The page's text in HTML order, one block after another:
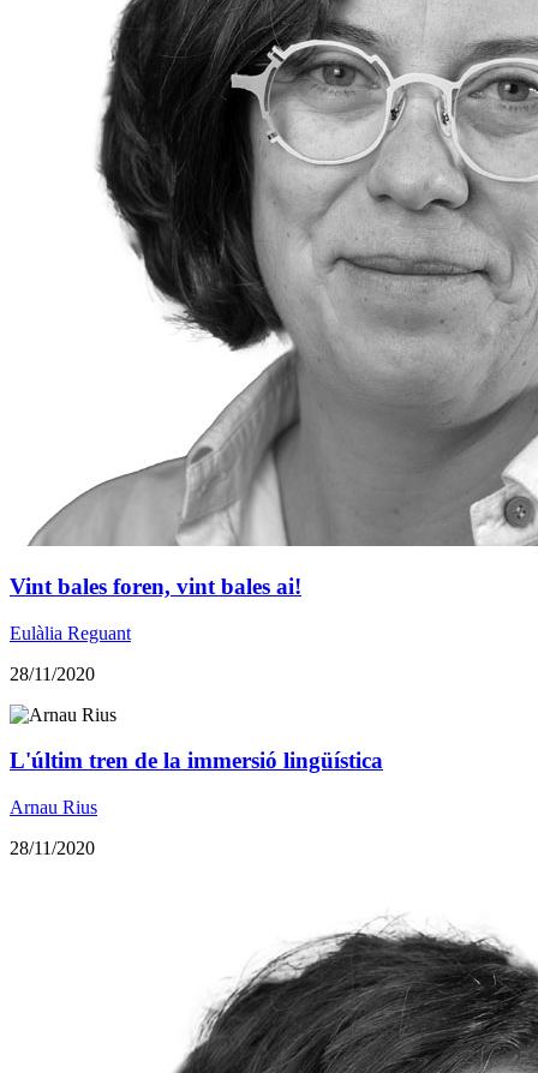
Vint bales foren, vint bales ai!
Eulàlia Reguant
28/11/2020
​L'últim tren de la immersió lingüística
Arnau Rius
28/11/2020